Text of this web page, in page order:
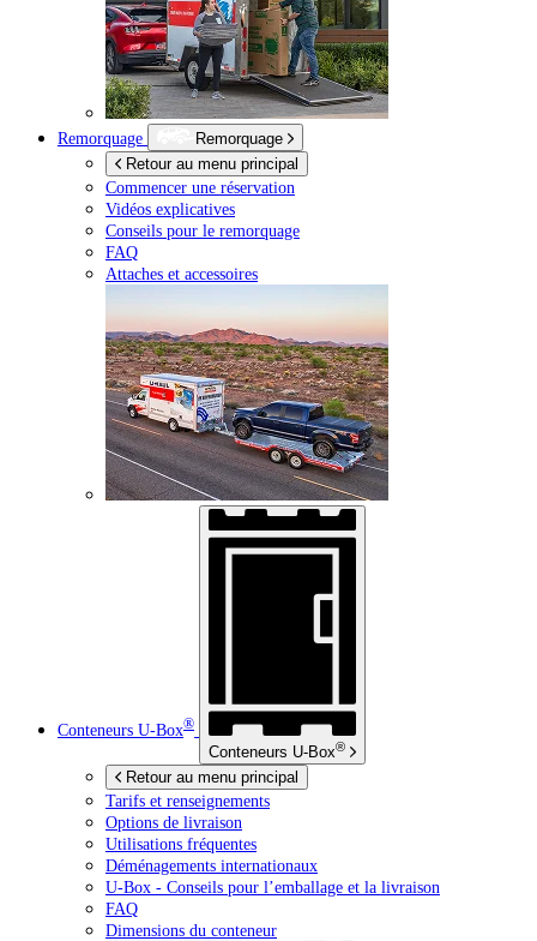
Remorquage
Remorquage
Retour au menu principal
Commencer une réservation
Vidéos explicatives
Conseils pour le remorquage
FAQ
Attaches et accessoires
Conteneurs U-Box®
Conteneurs U-Box®
Retour au menu principal
Tarifs et renseignements
Options de livraison
Utilisations fréquentes
Déménagements internationaux
U-Box - Conseils pour l’emballage et la livraison
FAQ
Dimensions du conteneur